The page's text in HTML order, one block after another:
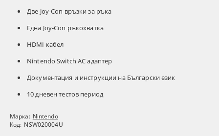
Две Joy-Con връзки за ръка
Една Joy-Con ръкохватка
HDMI кабел
Nintendo Switch AC адаптер
Документация и инструкции на Български език
10 дневен тестов период
Марка: Nintendo
Код: NSW020004U